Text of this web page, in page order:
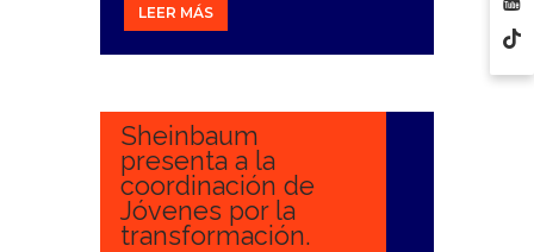
LEER MÁS
18
Sheinbaum
presenta a la
coordinación de
Jóvenes por la
transformación.